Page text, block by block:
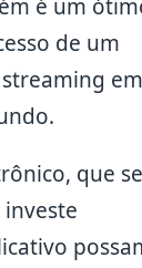
é um
de um
que